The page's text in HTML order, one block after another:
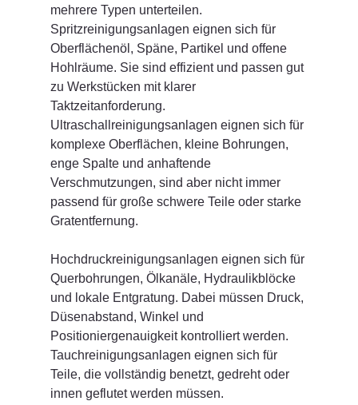
mehrere Typen unterteilen.
Spritzreinigungsanlagen eignen sich für
Oberflächenöl, Späne, Partikel und offene
Hohlräume. Sie sind effizient und passen gut
zu Werkstücken mit klarer
Taktzeitanforderung.
Ultraschallreinigungsanlagen eignen sich für
komplexe Oberflächen, kleine Bohrungen,
enge Spalte und anhaftende
Verschmutzungen, sind aber nicht immer
passend für große schwere Teile oder starke
Gratentfernung.
Hochdruckreinigungsanlagen eignen sich für
Querbohrungen, Ölkanäle, Hydraulikblöcke
und lokale Entgratung. Dabei müssen Druck,
Düsenabstand, Winkel und
Positioniergenauigkeit kontrolliert werden.
Tauchreinigungsanlagen eignen sich für
Teile, die vollständig benetzt, gedreht oder
innen geflutet werden müssen.